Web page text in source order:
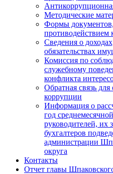
Методические
Формы
противодействием
Сведения о
обязательствах
Комиссия по
служебному
конфликта
Обратная связь
коррупции
Информация о
год
руководителей, их
бухгалтеров
администрации
округа
Контакты
Отчет главы